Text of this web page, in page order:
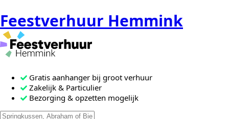
Feestverhuur Hemmink
Gratis aanhanger bij groot verhuur
Zakelijk & Particulier
Bezorging & opzetten mogelijk
Zoeken